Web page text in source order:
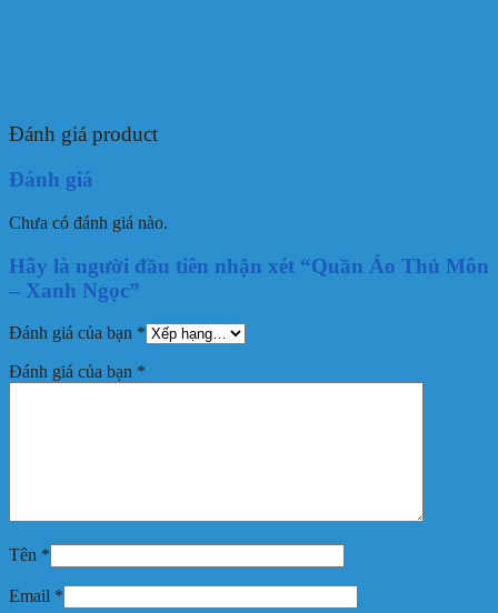
Đánh giá product
Đánh giá
Chưa có đánh giá nào.
Hãy là người đầu tiên nhận xét “Quần Áo Thủ Môn
– Xanh Ngọc”
Đánh giá của bạn *
Đánh giá của bạn *
Tên *
Email *